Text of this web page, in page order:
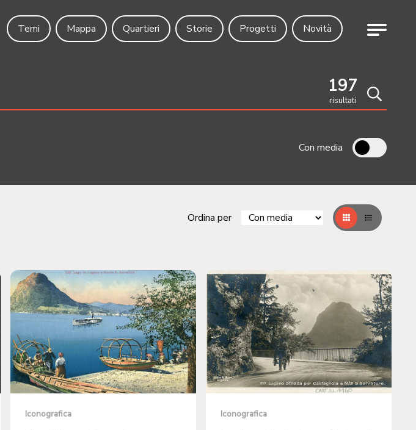
Temi
Mappa Quartieri Storie Progetti Novità Menu
197
risultati
Cerca
Con media
Ordina per GrigliaTable
Iconografica Iconografica